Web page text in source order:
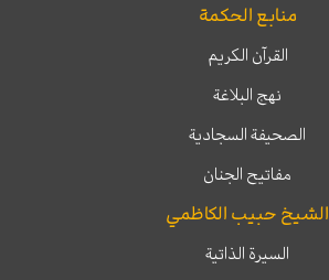
منابع الحكمة
القرآن الكريم
نهج البلاغة
الصحيفة السجادية
مفاتيح الجنان
الشيخ حبيب الكاظمي
السيرة الذاتية